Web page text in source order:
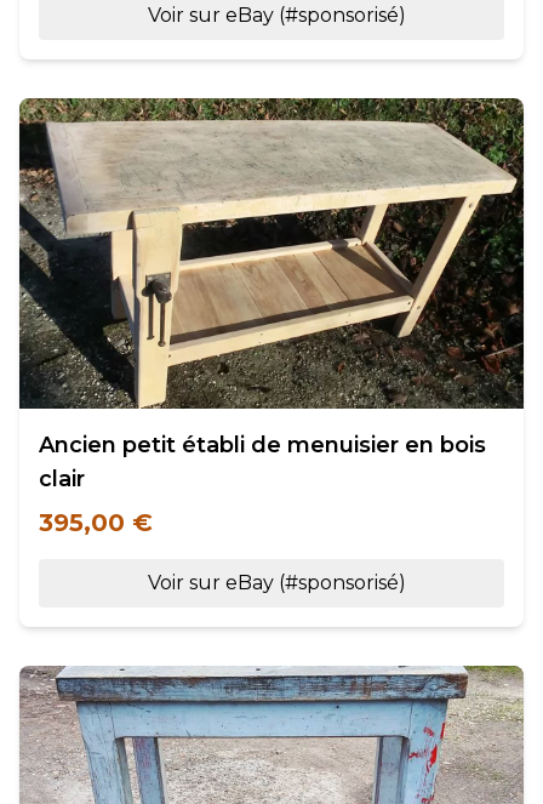
Voir sur eBay (#sponsorisé)
Ancien petit établi de menuisier en bois
clair
395,00 €
Voir sur eBay (#sponsorisé)